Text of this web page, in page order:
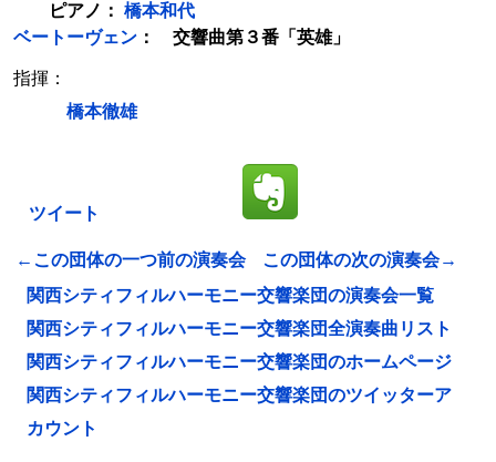
ピアノ： 橋本和代
ベートーヴェン ： 交響曲第３番「英雄」
指揮：
橋本徹雄
ツイート
←この団体の一つ前の演奏会
この団体の次の演奏会→
関西シティフィルハーモニー交響楽団の演奏会一覧
関西シティフィルハーモニー交響楽団全演奏曲リスト
関西シティフィルハーモニー交響楽団のホームページ
関西シティフィルハーモニー交響楽団のツイッターア
カウント